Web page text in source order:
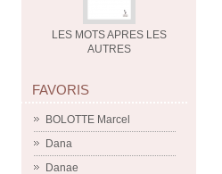
LES MOTS APRES LES
AUTRES
FAVORIS
BOLOTTE Marcel
Dana
Danae